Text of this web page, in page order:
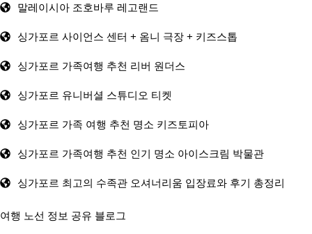
말레이시아 조호바루 레고랜드
싱가포르 사이언스 센터 + 옴니 극장 + 키즈스톱
싱가포르 가족여행 추천 리버 원더스
싱가포르 유니버셜 스튜디오 티켓
싱가포르 가족 여행 추천 명소 키즈토피아
싱가포르 가족여행 추천 인기 명소 아이스크림 박물관
싱가포르 최고의 수족관 오셔너리움 입장료와 후기 총정리
여행 노선 정보 공유 블로그